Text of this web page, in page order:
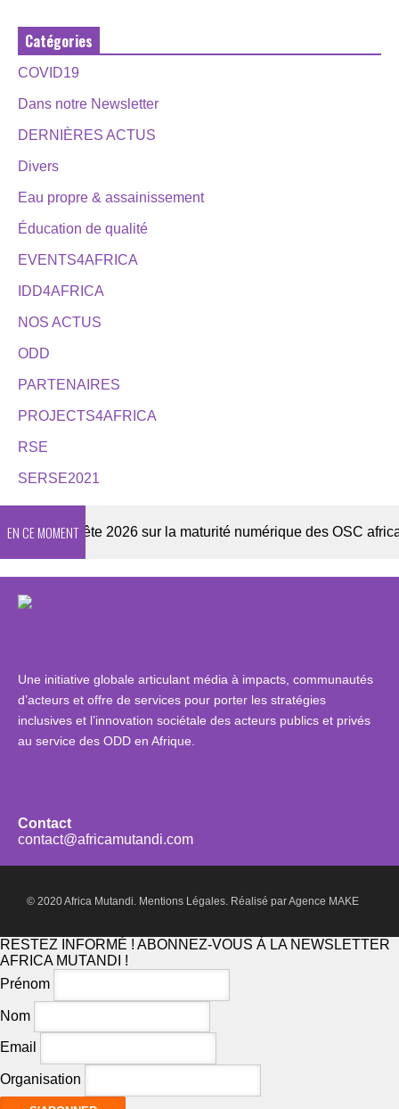
Catégories
COVID19
Dans notre Newsletter
DERNIÈRES ACTUS
Divers
Eau propre & assainissement
Éducation de qualité
EVENTS4AFRICA
IDD4AFRICA
NOS ACTUS
ODD
PARTENAIRES
PROJECTS4AFRICA
RSE
SERSE2021
EN CE MOMENT
Enquête 2026 sur la maturité numérique des OSC africaines
Une initiative globale articulant média à impacts, communautés
d’acteurs et offre de services pour porter les stratégies
inclusives et l’innovation sociétale des acteurs publics et privés
au service des ODD en Afrique.
Contact
contact@africamutandi.com
© 2020 Africa Mutandi. Mentions Légales. Réalisé parAgence MAKE
RESTEZ INFORMÉ ! ABONNEZ-VOUS À LA NEWSLETTER
AFRICA MUTANDI !
Prénom
Nom
Email
Organisation